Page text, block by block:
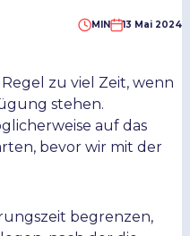
MIN 13 Mai 2024
zu viel Zeit, wenn
stehen.
auf das
bevor wir mit der
begrenzen,